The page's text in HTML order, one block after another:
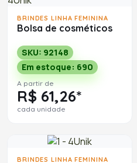
BRINDES LINHA FEMININA
Bolsa de cosméticos
SKU: 92148
Em estoque: 690
A partir de
R$ 61,26*
cada unidade
BRINDES LINHA FEMININA